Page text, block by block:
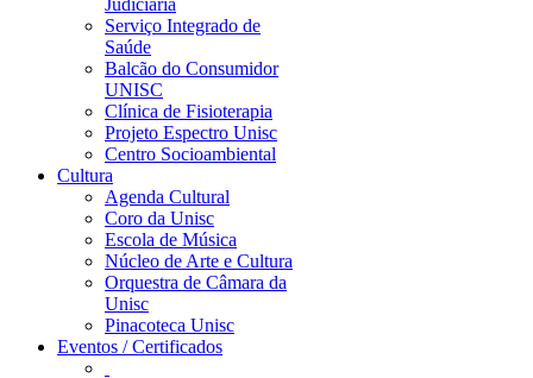
Judiciária
Serviço Integrado de
Saúde
Balcão do Consumidor
UNISC
Clínica de Fisioterapia
Projeto Espectro Unisc
Centro Socioambiental
Cultura
Agenda Cultural
Coro da Unisc
Escola de Música
Núcleo de Arte e Cultura
Orquestra de Câmara da
Unisc
Pinacoteca Unisc
Eventos / Certificados